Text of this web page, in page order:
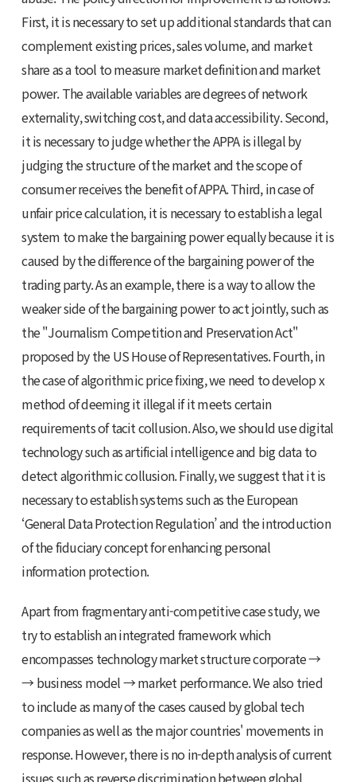
First, it is necessary to set up additional standards that can
complement existing prices, sales volume, and market
share as a tool to measure market definition and market
power. The available variables are degrees of network
externality, switching cost, and data accessibility. Second,
it is necessary to judge whether the APPA is illegal by
judging the structure of the market and the scope of
consumer receives the benefit of APPA. Third, in case of
unfair price calculation, it is necessary to establish a legal
system to make the bargaining power equally because it is
caused by the difference of the bargaining power of the
trading party. As an example, there is a way to allow the
weaker side of the bargaining power to act jointly, such as
the "Journalism Competition and Preservation Act"
proposed by the US House of Representatives. Fourth, in
the case of algorithmic price fixing, we need to develop x
method of deeming it illegal if it meets certain
requirements of tacit collusion. Also, we should use digital
technology such as artificial intelligence and big data to
detect algorithmic collusion. Finally, we suggest that it is
necessary to establish systems such as the European
‘General Data Protection Regulation’ and the introduction
of the fiduciary concept for enhancing personal
information protection.
Apart from fragmentary anti-competitive case study, we
try to establish an integrated framework which
encompasses technology market structure corporate →
→ business model → market performance. We also tried
to include as many of the cases caused by global tech
companies as well as the major countries' movements in
response. However, there is no in-depth analysis of current
issues such as reverse discrimination between global